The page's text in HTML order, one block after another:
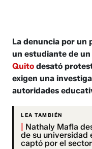
La denuncia por un
un estudiante de
Quito desató
exigen una
autoridades
LEA TAMBIÉN
Nathaly Mafla
de su universidad
captó por el